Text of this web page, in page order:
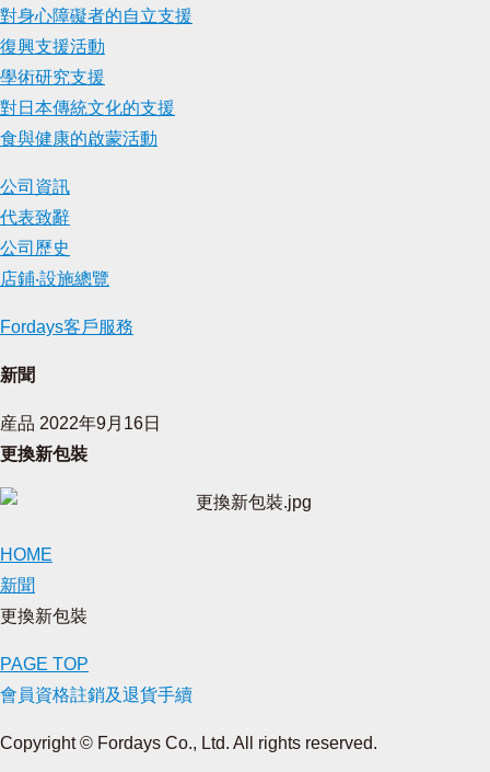
對身心障礙者的自立支援
復興支援活動
學術研究支援
對日本傳統文化的支援
食與健康的啟蒙活動
公司資訊
代表致辭
公司歷史
店鋪‧設施總覽
Fordays客戶服務
新聞
産品 2022年9月16日
更換新包裝
HOME
新聞
更換新包裝
PAGE TOP
會員資格註銷及退貨手續
Copyright © Fordays Co., Ltd. All rights reserved.